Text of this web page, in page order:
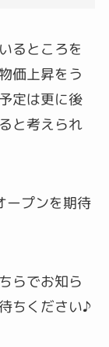
るところを
価上昇をう
定は更に後
と考えられ
ープンを期待
らでお知ら
ちください♪